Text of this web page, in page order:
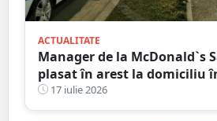
ACTUALITATE
Manager de la McDonald`s
plasat în arest la domiciliu
DIICOT de trafic de droguri
17 iulie 2026